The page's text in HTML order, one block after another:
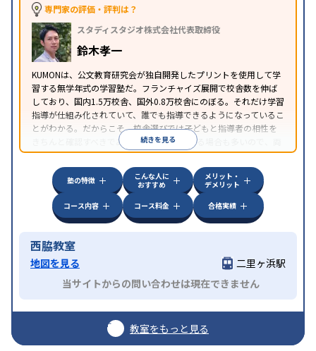
専門家の評価・評判は？
スタディスタジオ株式会社代表取締役
鈴木孝一
KUMONは、公文教育研究会が独自開発したプリントを使用して学
習する無学年式の学習塾だ。フランチャイズ展開で校舎数を伸ば
しており、国内1.5万校舎、国外0.8万校舎にのぼる。それだけ学習
指導が仕組み化されていて、誰でも指導できるようになっているこ
とがわかる。だからこそ、校舎選びでは子どもと指導者の相性を
きちんと確認すべきである。近所に2校舎ある場合も多いので、両
方見学してみることをオススメする。
続きを見る
塾の特徴
こんな人に
おすすめ
メリット・
デメリット
コース内容
コース料金 合格実績
西脇教室
地図を見る
二里ヶ浜駅
当サイトからの問い合わせは現在できません
教室をもっと見る